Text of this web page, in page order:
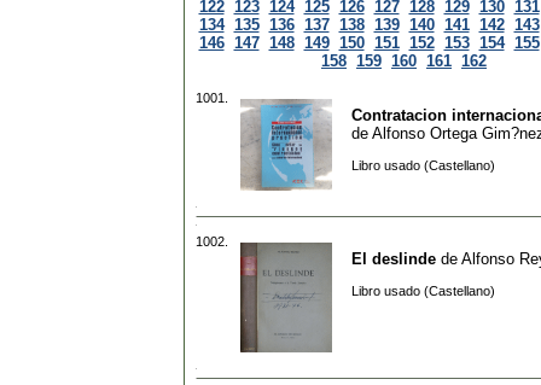
122 123 124 125 126 127 128 129 130 131
134 135 136 137 138 139 140 141 142 143
146 147 148 149 150 151 152 153 154 155
158 159 160 161 162
1001.
Contratacion
de Alfonso Ortega
Libro usado (Castellano)
1002.
El deslinde de Alfonso
Libro usado (Castellano)